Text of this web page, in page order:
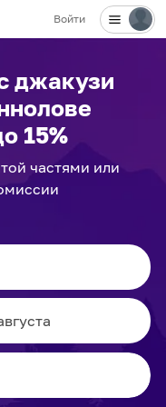
Войти
джакузи
15%
частями или